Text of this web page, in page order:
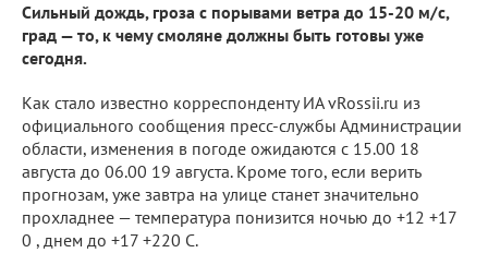
Сильный дождь, гроза с порывами ветра до 15-20 м/с,
град — то, к чему смоляне должны быть готовы уже
сегодня.
Как стало известно корреспонденту ИА vRossii.ru из
официального сообщения пресс-службы Администрации
области, изменения в погоде ожидаются с 15.00 18
августа до 06.00 19 августа. Кроме того, если верить
прогнозам, уже завтра на улице станет значительно
прохладнее — температура понизится ночью до +12 +17
0 , днем до +17 +220 С.